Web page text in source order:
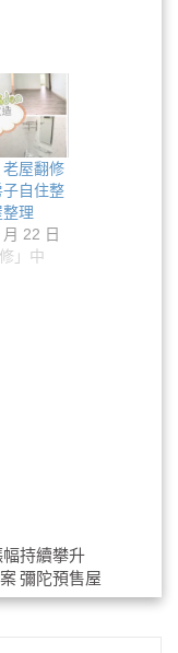
屋翻修
自住整
理
22 日
」中
持續攀升
彌陀預售屋